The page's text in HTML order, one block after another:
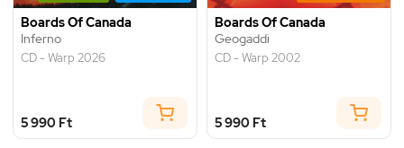
Boards Of Canada
Inferno
CD - Warp 2026
5 990 Ft
Boards Of Canada
Geogaddi
CD - Warp 2002
5 990 Ft